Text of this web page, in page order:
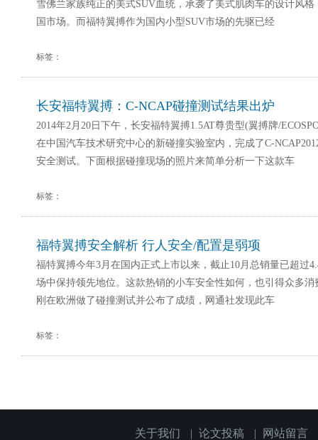
雪佛兰家族纯正的美式SUV血统，承袭了美式肌肉车的设计风
国市场。而福特翼搏作为国内小型SUV市场的先驱已经
标签：
长安福特翼搏：C-NCAP碰撞测试结果出炉
2014年2月20日下午，长安福特翼搏1.5AT尊贵型(翼搏牌/
在中国汽车技术研究中心的新碰撞实验室内，完成了C-
安全测试。下面根据碰撞现场的照片来简单分析一下这款车
标签：
福特翼搏安全解析 行人安全/配置是弱项
福特翼搏今年3月在国内正式上市以来，截止10月总销量已超过
场中保持领先地位。这款热销的小车安全性如何，也引得众多
刚在欧洲做了碰撞测试并公布了成绩，网通社发现此车
标签：
关于我们 | 论文投稿 | 网站留言